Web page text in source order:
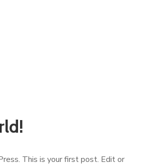
This is your first post. Edit or